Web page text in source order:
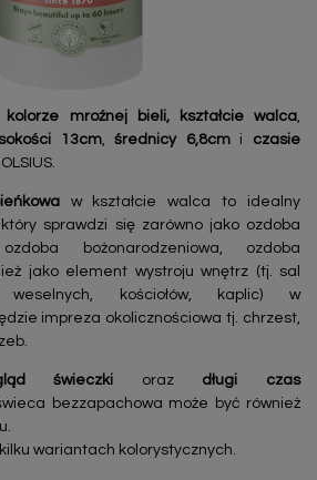
kolorze mroźnej bieli, kształcie walca
13cm,średnicy 6,8cmi czasie
w kształcie walca to idealny
sprawdzi się zarówno jako ozdoba
bożonarodzeniowa, ozdoba
jako element wystroju wnętrz (tj. sal
weselnych, kościołów, kaplic) w
impreza okolicznościowa tj. chrzest,
świeczki orazdługi czas
bezzapachowa może być również
wariantach kolorystycznych.